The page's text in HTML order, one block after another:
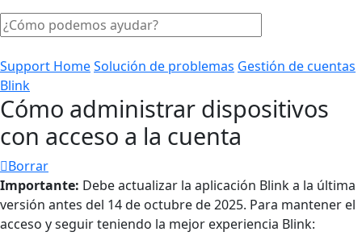
Support HomeSolución de problemas Gestión de cuentas
Blink
Cómo administrar dispositivos
con acceso a la cuenta
Borrar
Importante: Debe actualizar la aplicación Blink a la última
versión antes del 14 de octubre de 2025. Para mantener el
acceso y seguir teniendo la mejor experiencia Blink: